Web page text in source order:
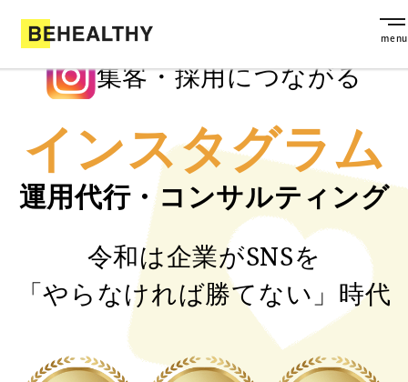
集客・採用につながる
インスタグラム
運用代行・コンサルティング
令和は企業がSNSを
「やらなければ勝てない」時代